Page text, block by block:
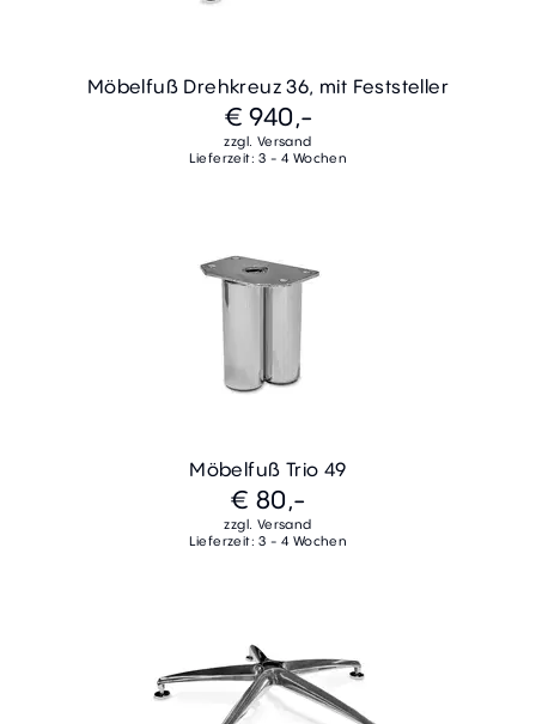
Möbelfuß Drehkreuz 36, mit Feststeller
€ 940,-
zzgl. Versand
Lieferzeit: 3 - 4 Wochen
Möbelfuß Trio 49
€ 80,-
zzgl. Versand
Lieferzeit: 3 - 4 Wochen